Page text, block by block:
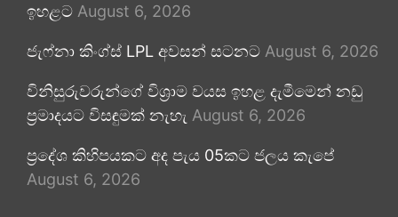
ඉහළට August 6, 2026
ජැෆ්නා කිංග්ස් LPL අවසන් සටනට August 6, 2026
විනිසුරුවරුන්ගේ විශ්‍රාම වයස ඉහළ දැමීමෙන් නඩු
ප්‍රමාදයට විසඳුමක් නැහැ August 6, 2026
ප්‍රදේශ කිහිපයකට අද පැය 05කට ජලය කැපේ
August 6, 2026